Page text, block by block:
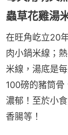
蟲草花雞湯
在旺角屹立20
肉小鍋米線；
米線，湯底是
100磅的豬筒骨
濃郁！至於小
香腸等！